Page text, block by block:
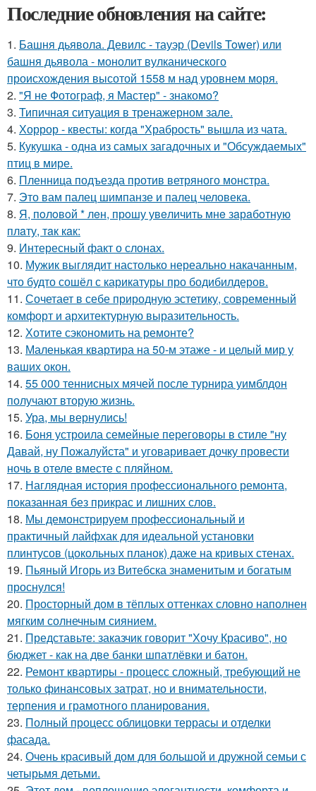
Последние обновления на сайте:
1. Башня дьявола. Девилс - тауэр (Devils Tower) или
башня дьявола - монолит вулканического
происхождения высотой 1558 м над уровнем моря.
2. "Я не Фотограф, я Мастер" - знакомо?
3. Типичная ситуация в тренажерном зале.
4. Хоррор - квесты: когда "Храбрость" вышла из чата.
5. Кукушка - одна из самых загадочных и "Обсуждаемых"
птиц в мире.
6. Пленница подъезда против ветряного монстра.
7. Это вам палец шимпанзе и палец человека.
8. Я, пoлoвoй * лeн, прoшу увeличить мнe зaрaбoтную
плaту, тaк кaк:
9. Интересный факт о слонах.
10. Мужик выглядит настолько нереально накачанным,
что будто сошёл с карикатуры про бодибилдеров.
11. Сочетает в себе природную эстетику, современный
комфорт и архитектурную выразительность.
12. Хотите сэкономить на ремонте?
13. Маленькая квартира на 50-м этаже - и целый мир у
ваших окон.
14. 55 000 теннисных мячей после турнира уимблдон
получают вторую жизнь.
15. Ура, мы вернулись!
16. Боня устроила семейные переговоры в стиле "ну
Давай, ну Пожалуйста" и уговаривает дочку провести
ночь в отеле вместе с пляйном.
17. Наглядная история профессионального ремонта,
показанная без прикрас и лишних слов.
18. Мы демонстрируем профессиональный и
практичный лайфхак для идеальной установки
плинтусов (цокольных планок) даже на кривых стенах.
19. Пьяный Игорь из Витебска знаменитым и богатым
проснулся!
20. Просторный дом в тёплых оттенках словно наполнен
мягким солнечным сиянием.
21. Представьте: заказчик говорит "Хочу Красиво", но
бюджет - как на две банки шпатлёвки и батон.
22. Ремонт квартиры - процесс сложный, требующий не
только финансовых затрат, но и внимательности,
терпения и грамотного планирования.
23. Полный процесс облицовки террасы и отделки
фасада.
24. Очень красивый дом для большой и дружной семьи с
четырьмя детьми.